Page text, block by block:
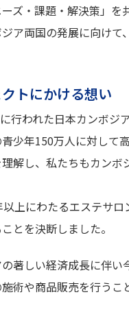
ーズ・課題・解決策」
ア両国の発展に向け
トにかける想い
行われた日本カンボジ
少年150万人に対して
解し、私たちもカン
以上にわたるエステサ
とを決断しました。
著しい経済成長に伴
術や商品販売を行うこ